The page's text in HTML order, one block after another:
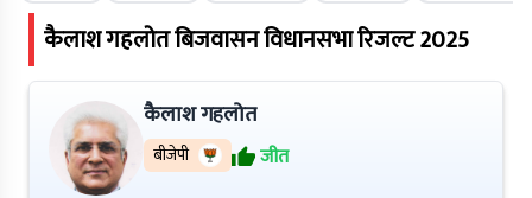
कैलाश गहलोतबिजवासनविधानसभा रिजल्ट2025
कैलाश गहलोत
बीजेपी जीत